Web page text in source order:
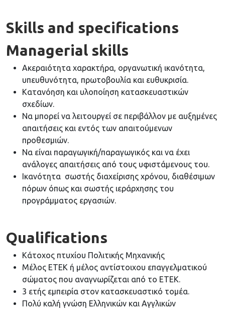
Skills and specifications
Managerial skills
Ακεραιότητα χαρακτήρα, οργανωτική ικανότητα,
υπευθυνότητα, πρωτοβουλία και ευθυκρισία.
Κατανόηση και υλοποίηση κατασκευαστικών
σχεδίων.
Να μπορεί να λειτουργεί σε περιβάλλον με αυξημένες
απαιτήσεις και εντός των απαιτούμενων
προθεσμιών.
Να είναι παραγωγική/παραγωγικός και να έχει
ανάλογες απαιτήσεις από τους υφιστάμενους του.
Ικανότητα σωστής διαχείρισης χρόνου, διαθέσιμων
πόρων όπως και σωστής ιεράρχησης του
προγράμματος εργασιών.
Qualifications
Κάτοχος πτυχίου Πολιτικής Μηχανικής
Μέλος ΕΤΕΚ ή μέλος αντίστοιχου επαγγελματικού
σώματος που αναγνωρίζεται από το ΕΤΕΚ.
3 ετής εμπειρία στον κατασκευαστικό τομέα.
Πολύ καλή γνώση Ελληνικών και Αγγλικών